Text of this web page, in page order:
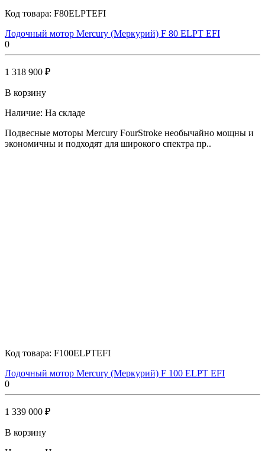
Код товара: F80ELPTEFI
Лодочный мотор Mercury (Меркурий) F 80 ELPT EFI
0
1 318 900 ₽
В корзину
Наличие: На складе
Подвесные моторы Mercury FourStroke необычайно мощны и
экономичны и подходят для широкого спектра пр..
Код товара: F100ELPTEFI
Лодочный мотор Mercury (Меркурий) F 100 ELPT EFI
0
1 339 000 ₽
В корзину